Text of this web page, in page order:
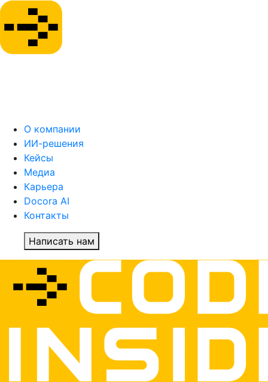
О компании
ИИ-решения
Кейсы
Медиа
Карьера
Docora AI
Контакты
Написать нам